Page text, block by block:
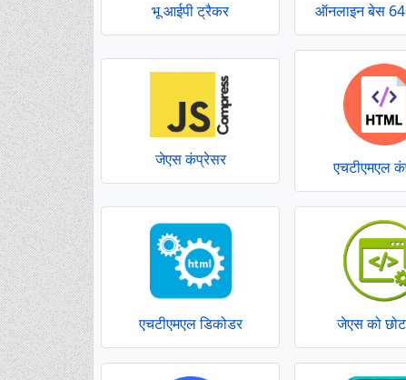
भू आईपी ट्रैकर ऑनलाइन बेस
जेएस कंप्रेसर एचटीएमएल
एचटीएमएल डिकोडर जेएस को